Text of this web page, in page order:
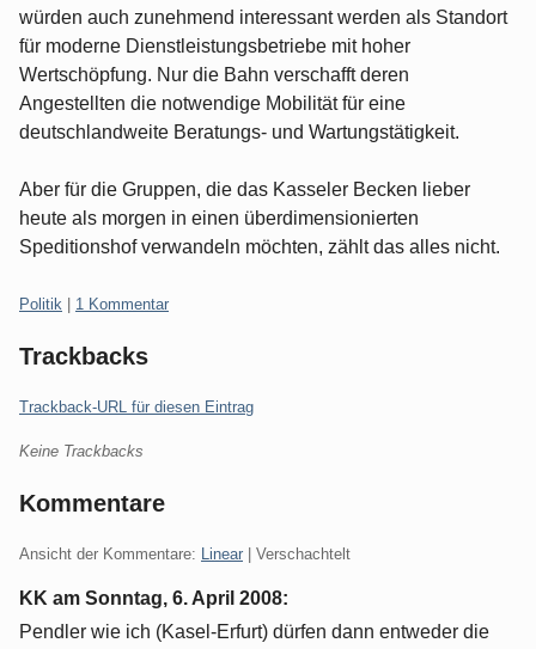
würden auch zunehmend interessant werden als Standort
für moderne Dienstleistungsbetriebe mit hoher
Wertschöpfung. Nur die Bahn verschafft deren
Angestellten die notwendige Mobilität für eine
deutschlandweite Beratungs- und Wartungstätigkeit.
Aber für die Gruppen, die das Kasseler Becken lieber
heute als morgen in einen überdimensionierten
Speditionshof verwandeln möchten, zählt das alles nicht.
Kategorien:
Politik 1 Kommentar
Trackbacks
Trackback-URL für diesen Eintrag
Keine Trackbacks
Kommentare
Ansicht der Kommentare: Linear | Verschachtelt
KK am Sonntag, 6. April 2008:
Pendler wie ich (Kasel-Erfurt) dürfen dann entweder die